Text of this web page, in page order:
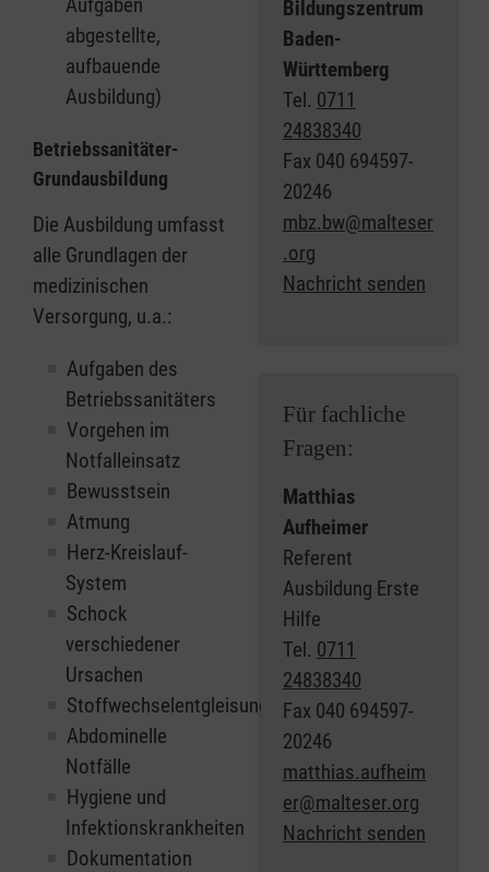
abgestellte,
aufbauende
Ausbildung)
Betriebssanitäter-
Grundausbildung
Die Ausbildung umfasst
alle Grundlagen der
medizinischen
Versorgung, u.a.:
Aufgaben des
Betriebssanitäters
Vorgehen im
Notfalleinsatz
Bewusstsein
Atmung
Herz-Kreislauf-
System
Schock
verschiedener
Ursachen
Stoffwechselentgleisungen
Abdominelle
Notfälle
Hygiene und
Infektionskrankheiten
Dokumentation
Bildungszentrum
Baden-
Württemberg
Tel. 0711
24838340
Fax 040 694597-
20246
mbz.bw@malteser
.org
Nachricht senden
Für fachliche
Fragen:
Matthias
Aufheimer
Referent
Ausbildung Erste
Hilfe
Tel. 0711
24838340
Fax 040 694597-
20246
matthias.aufheim
er@malteser.org
Nachricht senden